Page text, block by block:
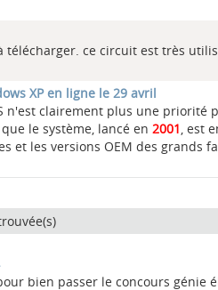
télécharger. ce circuit est très
XP en ligne le 29 avril
n'est clairement plus une
le système, lancé en2001, est
et les versions OEM des grands
bien passer le concours génie